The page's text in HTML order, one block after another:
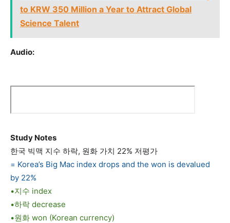
to KRW 350 Million a Year to Attract Global
Science Talent
Audio:
Study Notes
한국 빅맥 지수 하락, 원화 가치 22% 저평가
= Korea’s Big Mac index drops and the won is devalued
by 22%
•지수 index
•하락 decrease
•원화 won (Korean currency)